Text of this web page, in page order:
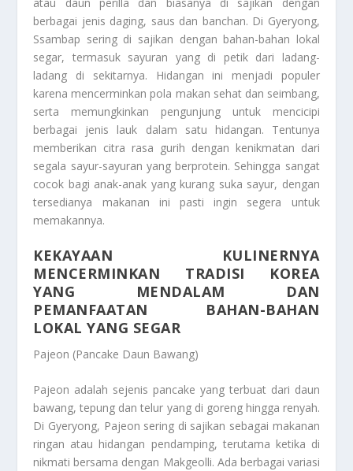
berbagai jenis daging, saus dan banchan. Di Gyeryong,
Ssambap sering di sajikan dengan bahan-bahan lokal
segar, termasuk sayuran yang di petik dari ladang-
ladang di sekitarnya. Hidangan ini menjadi populer
karena mencerminkan pola makan sehat dan seimbang,
serta memungkinkan pengunjung untuk mencicipi
berbagai jenis lauk dalam satu hidangan. Tentunya
memberikan citra rasa gurih dengan kenikmatan dari
segala sayur-sayuran yang berprotein. Sehingga sangat
cocok bagi anak-anak yang kurang suka sayur, dengan
tersedianya makanan ini pasti ingin segera untuk
memakannya.
KEKAYAAN KULINERNYA
MENCERMINKAN TRADISI KOREA
YANG MENDALAM DAN
PEMANFAATAN BAHAN-BAHAN
LOKAL YANG SEGAR
Pajeon (Pancake Daun Bawang)
Pajeon adalah sejenis pancake yang terbuat dari daun
bawang, tepung dan telur yang di goreng hingga renyah.
Di Gyeryong, Pajeon sering di sajikan sebagai makanan
ringan atau hidangan pendamping, terutama ketika di
nikmati bersama dengan Makgeolli. Ada berbagai variasi